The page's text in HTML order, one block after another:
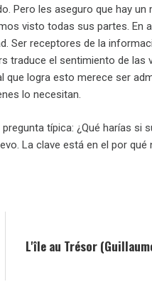
Pero les aseguro que hay
visto todas sus partes. En
Ser receptores de la
traduce el sentimiento de
que logra esto merece ser
lo necesitan.
típica: ¿Qué harías
La clave está en el por
L'île au Trésor